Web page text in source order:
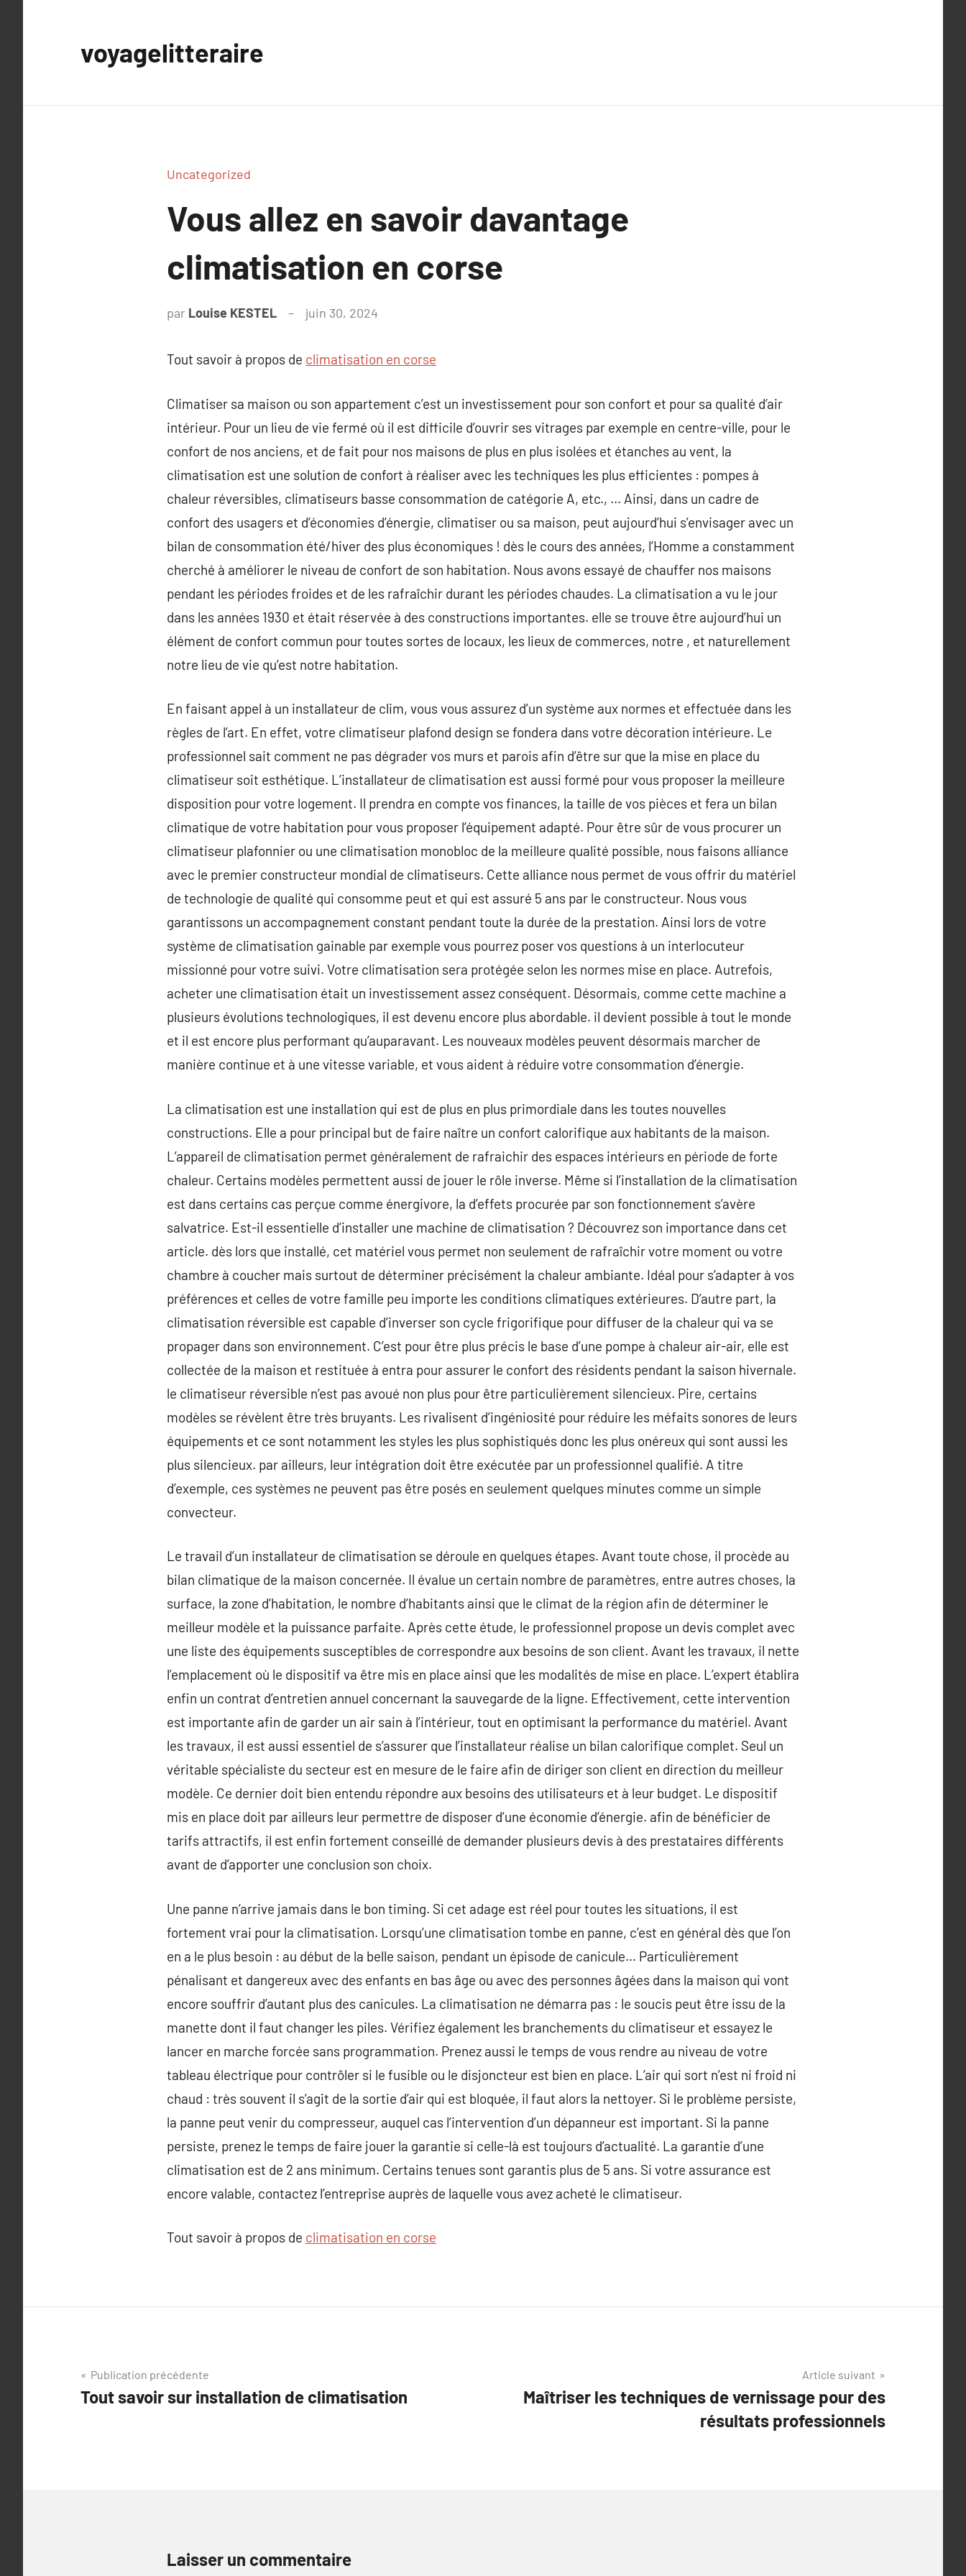
voyagelitteraire
Uncategorized
Vous allez en savoir davantage
climatisation en corse
par Louise KESTEL juin 30, 2024
Tout savoir à propos de climatisation en corse
Climatiser sa maison ou son appartement c’est un investissement pour son confort et pour sa qualité d’air
intérieur. Pour un lieu de vie fermé où il est difficile d’ouvrir ses vitrages par exemple en centre-ville, pour le
confort de nos anciens, et de fait pour nos maisons de plus en plus isolées et étanches au vent, la
climatisation est une solution de confort à réaliser avec les techniques les plus efficientes : pompes à
chaleur réversibles, climatiseurs basse consommation de catégorie A, etc., … Ainsi, dans un cadre de
confort des usagers et d’économies d’énergie, climatiser ou sa maison, peut aujourd’hui s’envisager avec un
bilan de consommation été/hiver des plus économiques ! dès le cours des années, l’Homme a constamment
cherché à améliorer le niveau de confort de son habitation. Nous avons essayé de chauffer nos maisons
pendant les périodes froides et de les rafraîchir durant les périodes chaudes. La climatisation a vu le jour
dans les années 1930 et était réservée à des constructions importantes. elle se trouve être aujourd’hui un
élément de confort commun pour toutes sortes de locaux, les lieux de commerces, notre , et naturellement
notre lieu de vie qu’est notre habitation.
En faisant appel à un installateur de clim, vous vous assurez d’un système aux normes et effectuée dans les
règles de l’art. En effet, votre climatiseur plafond design se fondera dans votre décoration intérieure. Le
professionnel sait comment ne pas dégrader vos murs et parois afin d’être sur que la mise en place du
climatiseur soit esthétique. L’installateur de climatisation est aussi formé pour vous proposer la meilleure
disposition pour votre logement. Il prendra en compte vos finances, la taille de vos pièces et fera un bilan
climatique de votre habitation pour vous proposer l’équipement adapté. Pour être sûr de vous procurer un
climatiseur plafonnier ou une climatisation monobloc de la meilleure qualité possible, nous faisons alliance
avec le premier constructeur mondial de climatiseurs. Cette alliance nous permet de vous offrir du matériel
de technologie de qualité qui consomme peut et qui est assuré 5 ans par le constructeur. Nous vous
garantissons un accompagnement constant pendant toute la durée de la prestation. Ainsi lors de votre
système de climatisation gainable par exemple vous pourrez poser vos questions à un interlocuteur
missionné pour votre suivi. Votre climatisation sera protégée selon les normes mise en place. Autrefois,
acheter une climatisation était un investissement assez conséquent. Désormais, comme cette machine a
plusieurs évolutions technologiques, il est devenu encore plus abordable. il devient possible à tout le monde
et il est encore plus performant qu’auparavant. Les nouveaux modèles peuvent désormais marcher de
manière continue et à une vitesse variable, et vous aident à réduire votre consommation d’énergie.
La climatisation est une installation qui est de plus en plus primordiale dans les toutes nouvelles
constructions. Elle a pour principal but de faire naître un confort calorifique aux habitants de la maison.
L’appareil de climatisation permet généralement de rafraichir des espaces intérieurs en période de forte
chaleur. Certains modèles permettent aussi de jouer le rôle inverse. Même si l’installation de la climatisation
est dans certains cas perçue comme énergivore, la d’effets procurée par son fonctionnement s’avère
salvatrice. Est-il essentielle d’installer une machine de climatisation ? Découvrez son importance dans cet
article. dès lors que installé, cet matériel vous permet non seulement de rafraîchir votre moment ou votre
chambre à coucher mais surtout de déterminer précisément la chaleur ambiante. Idéal pour s’adapter à vos
préférences et celles de votre famille peu importe les conditions climatiques extérieures. D’autre part, la
climatisation réversible est capable d’inverser son cycle frigorifique pour diffuser de la chaleur qui va se
propager dans son environnement. C’est pour être plus précis le base d’une pompe à chaleur air-air, elle est
collectée de la maison et restituée à entra pour assurer le confort des résidents pendant la saison hivernale.
le climatiseur réversible n’est pas avoué non plus pour être particulièrement silencieux. Pire, certains
modèles se révèlent être très bruyants. Les rivalisent d’ingéniosité pour réduire les méfaits sonores de leurs
équipements et ce sont notamment les styles les plus sophistiqués donc les plus onéreux qui sont aussi les
plus silencieux. par ailleurs, leur intégration doit être exécutée par un professionnel qualifié. A titre
d’exemple, ces systèmes ne peuvent pas être posés en seulement quelques minutes comme un simple
convecteur.
Le travail d’un installateur de climatisation se déroule en quelques étapes. Avant toute chose, il procède au
bilan climatique de la maison concernée. Il évalue un certain nombre de paramètres, entre autres choses, la
surface, la zone d’habitation, le nombre d’habitants ainsi que le climat de la région afin de déterminer le
meilleur modèle et la puissance parfaite. Après cette étude, le professionnel propose un devis complet avec
une liste des équipements susceptibles de correspondre aux besoins de son client. Avant les travaux, il nette
l’emplacement où le dispositif va être mis en place ainsi que les modalités de mise en place. L’expert établira
enfin un contrat d’entretien annuel concernant la sauvegarde de la ligne. Effectivement, cette intervention
est importante afin de garder un air sain à l’intérieur, tout en optimisant la performance du matériel. Avant
les travaux, il est aussi essentiel de s’assurer que l’installateur réalise un bilan calorifique complet. Seul un
véritable spécialiste du secteur est en mesure de le faire afin de diriger son client en direction du meilleur
modèle. Ce dernier doit bien entendu répondre aux besoins des utilisateurs et à leur budget. Le dispositif
mis en place doit par ailleurs leur permettre de disposer d’une économie d’énergie. afin de bénéficier de
tarifs attractifs, il est enfin fortement conseillé de demander plusieurs devis à des prestataires différents
avant de d’apporter une conclusion son choix.
Une panne n’arrive jamais dans le bon timing. Si cet adage est réel pour toutes les situations, il est
fortement vrai pour la climatisation. Lorsqu’une climatisation tombe en panne, c’est en général dès que l’on
en a le plus besoin : au début de la belle saison, pendant un épisode de canicule… Particulièrement
pénalisant et dangereux avec des enfants en bas âge ou avec des personnes âgées dans la maison qui vont
encore souffrir d’autant plus des canicules. La climatisation ne démarra pas : le soucis peut être issu de la
manette dont il faut changer les piles. Vérifiez également les branchements du climatiseur et essayez le
lancer en marche forcée sans programmation. Prenez aussi le temps de vous rendre au niveau de votre
tableau électrique pour contrôler si le fusible ou le disjoncteur est bien en place. L’air qui sort n’est ni froid ni
chaud : très souvent il s’agit de la sortie d’air qui est bloquée, il faut alors la nettoyer. Si le problème persiste,
la panne peut venir du compresseur, auquel cas l’intervention d’un dépanneur est important. Si la panne
persiste, prenez le temps de faire jouer la garantie si celle-là est toujours d’actualité. La garantie d’une
climatisation est de 2 ans minimum. Certains tenues sont garantis plus de 5 ans. Si votre assurance est
encore valable, contactez l’entreprise auprès de laquelle vous avez acheté le climatiseur.
Tout savoir à propos de climatisation en corse
Navigation
de
Publication précédente
Tout savoir sur installation de climatisation
Article suivant
Maîtriser les techniques de vernissage pour des
résultats professionnels
Laisser un commentaire